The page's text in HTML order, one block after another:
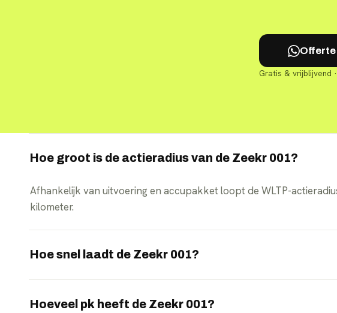
Offerte
Gratis & vrijblijvend
Hoe groot is de actieradius van de Zeekr 001?
Afhankelijk van uitvoering en accupakket loopt de WLTP-
kilometer.
Hoe snel laadt de Zeekr 001?
naar 80 procent laden.
Hoeveel pk heeft de Zeekr 001?